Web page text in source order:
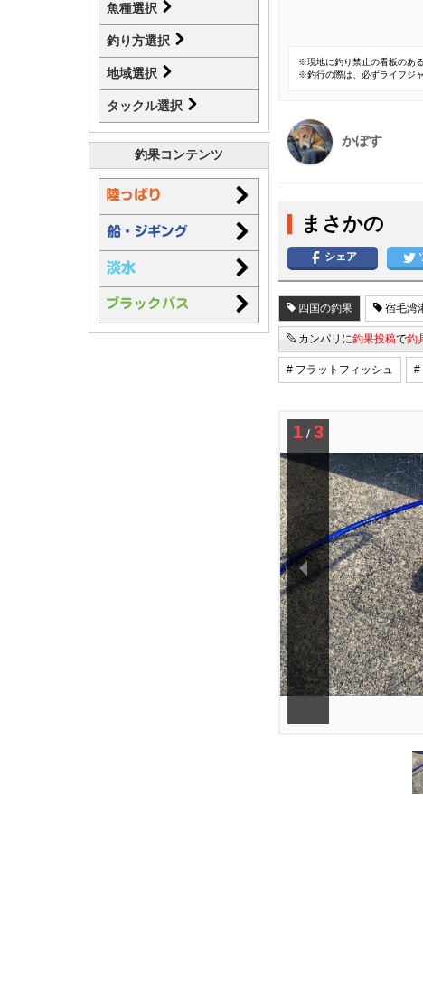
魚種選択
釣り方選択
地域選択
タックル選択
釣果コンテンツ
※現地に釣り禁止の看板のあ
※釣行の際は、必ずライフジ
かぼす
まさかの
シェア
四国の釣果 宿毛湾
カンパリに釣果投稿で釣
# フラットフィッシュ #
1 / 3